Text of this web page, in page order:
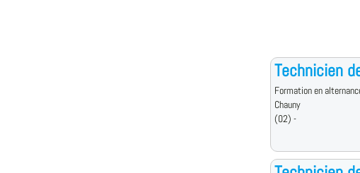
Technicien
Formation en
Chauny
(02) -